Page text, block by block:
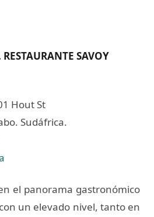
SAVOY
Hout St
Sudáfrica.
el panorama gastronómico
un elevado nivel, tanto en